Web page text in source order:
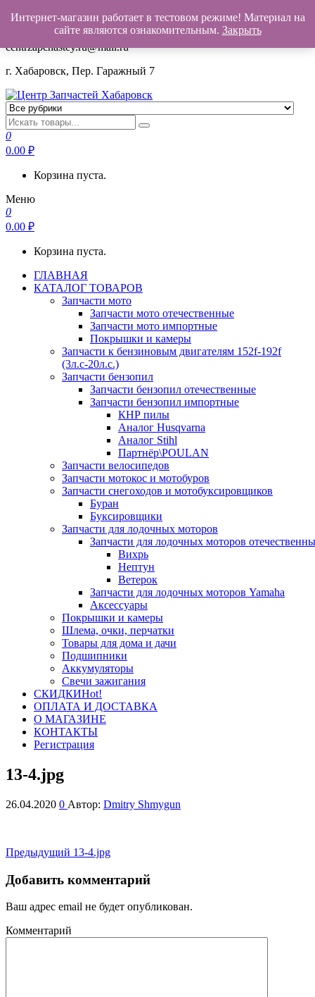
+7(962)503-00-25
centrzapchastey.ru@mail.ru
г. Хабаровск, Пер. Гаражный 7
Центр Запчастей Хабаровск
Запчасти для авто,
мото,бензопил,велосипедов,снегоходов,бензопил и т.д.
Хабаровск
0
0.00 ₽
Корзина пуста.
Меню
0
0.00 ₽
Корзина пуста.
ГЛАВНАЯ
КАТАЛОГ ТОВАРОВ
Запчасти мото
Запчасти мото отечественные
Запчасти мото импортные
Покрышки и камеры
Запчасти к бензиновым двигателям 152f-192f
(3л.с-20л.с.)
Запчасти бензопил
Запчасти бензопил отечественные
Запчасти бензопил импортные
КНР пилы
Аналог Husqvarna
Аналог Stihl
Партнёр\POULAN
Запчасти велосипедов
Запчасти мотокос и мотобуров
Запчасти снегоходов и мотобуксировщиков
Буран
Буксировщики
Запчасти для лодочных моторов
Запчасти для лодочных моторов
Вихрь
Нептун
Ветерок
Запчасти для лодочных моторов Yamaha
Аксессуары
Покрышки и камеры
Шлема, очки, перчатки
Товары для дома и дачи
Подшипники
Аккумуляторы
Свечи зажигания
СКИДКИHot!
ОПЛАТА И ДОСТАВКА
О МАГАЗИНЕ
КОНТАКТЫ
Регистрация
13-4.jpg
26.04.2020 0 Автор: Dmitry Shmygun
Навигация
по
записям
Предыдущая
Предыдущий 13-4.jpg
Добавить комментарий
Ваш адрес email не будет опубликован.
Комментарий
Интернет-магазин работает в тестовом режиме! Материал на
сайте являются ознакомительным. Закрыть